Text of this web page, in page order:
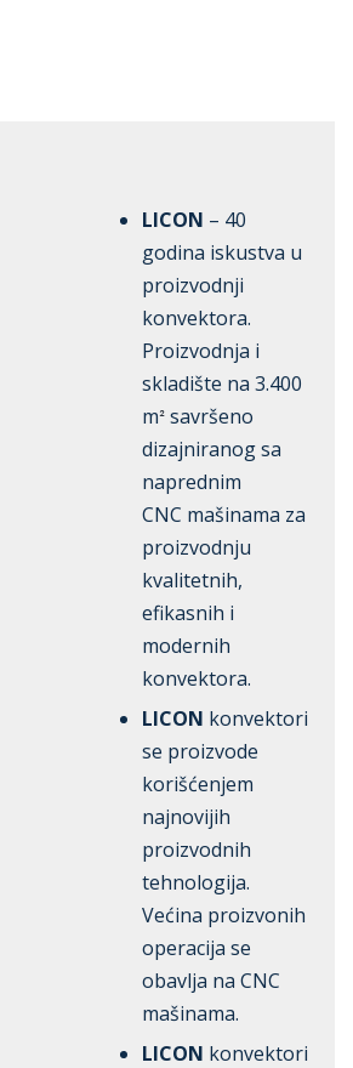
Kontakt
LICON – 40
godina iskustva u
proizvodnji
konvektora.
Proizvodnja i
skladište na 3.400
m² savršeno
dizajniranog sa
naprednim
CNC mašinama za
proizvodnju
kvalitetnih,
efikasnih i
modernih
konvektora.
LICON konvektori
se proizvode
korišćenjem
najnovijih
proizvodnih
tehnologija.
Većina proizvonih
operacija se
obavlja na CNC
mašinama.
LICON konvektori